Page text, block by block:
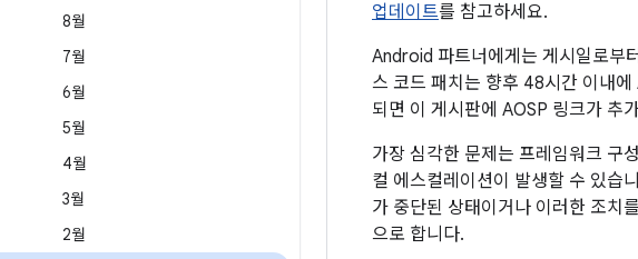
8월
7월
6월
5월
4월
3월
2월
업데이트를 참고하세요.
Android 파트너에게는 게시일로부
스 코드 패치는 향후 48시간 이내
되면 이 게시판에 AOSP 링크가 추
가장 심각한 문제는 프레임워크 구
컬 에스컬레이션이 발생할 수 있습
가 중단된 상태이거나 이러한 조치
으로 합니다.